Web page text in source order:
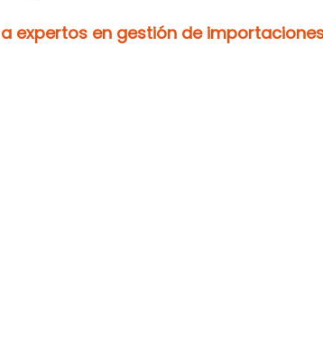
expertos en gestión de